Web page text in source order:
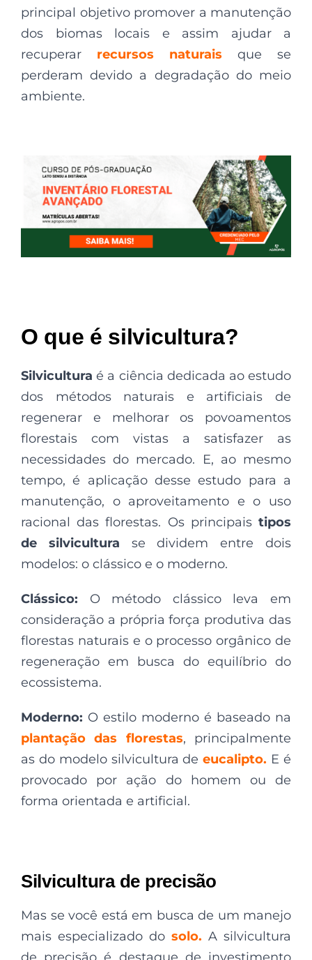
principal objetivo promover a manutenção
dos biomas locais e assim ajudar a
recuperar recursos naturais
que se
perderam devido a degradação do meio
ambiente.
O que é silvicultura?
Silvicultura é a ciência dedicada ao estudo
dos métodos naturais e artificiais de
regenerar e melhorar os povoamentos
florestais com vistas a satisfazer as
necessidades do mercado. E, ao mesmo
tempo, é aplicação desse estudo para a
manutenção, o aproveitamento e o uso
racional das florestas. Os principais tipos
de silvicultura se dividem entre dois
modelos: o clássico e o moderno.
Clássico: O método clássico leva em
consideração a própria força produtiva das
florestas naturais e o processo orgânico de
regeneração em busca do equilíbrio do
ecossistema.
Moderno: O estilo moderno é baseado na
plantação das florestas, principalmente
as do modelo silvicultura deeucalipto. E é
provocado por ação do homem ou de
forma orientada e artificial.
Silvicultura de precisão
Mas se você está em busca de um manejo
mais especializado do solo. A silvicultura
de precisão é destaque de investimento